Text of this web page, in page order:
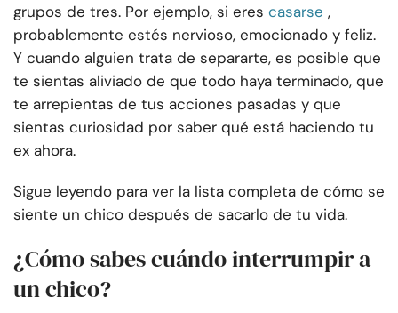
grupos de tres. Por ejemplo, si eres casarse ,
probablemente estés nervioso, emocionado y feliz.
Y cuando alguien trata de separarte, es posible que
te sientas aliviado de que todo haya terminado, que
te arrepientas de tus acciones pasadas y que
sientas curiosidad por saber qué está haciendo tu
ex ahora.
Sigue leyendo para ver la lista completa de cómo se
siente un chico después de sacarlo de tu vida.
¿Cómo sabes cuándo interrumpir a
un chico?